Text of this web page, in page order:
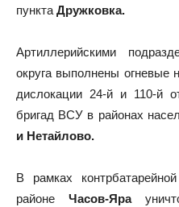
пункта Дружковка.
Артиллерийскими
округа выполнены огневые
дислокации 24-й и 110-й
бригад ВСУ в районах
и Нетайлово.
В рамках
районе Часов-Яра